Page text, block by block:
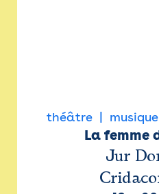
théâtre musique
La femme
Jur